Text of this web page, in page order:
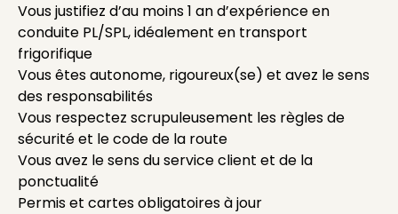
Vous justifiez d’au moins 1 an d’expérience en
conduite PL/SPL, idéalement en transport
frigorifique
Vous êtes autonome, rigoureux(se) et avez le sens
des responsabilités
Vous respectez scrupuleusement les règles de
sécurité et le code de la route
Vous avez le sens du service client et de la
ponctualité
Permis et cartes obligatoires à jour